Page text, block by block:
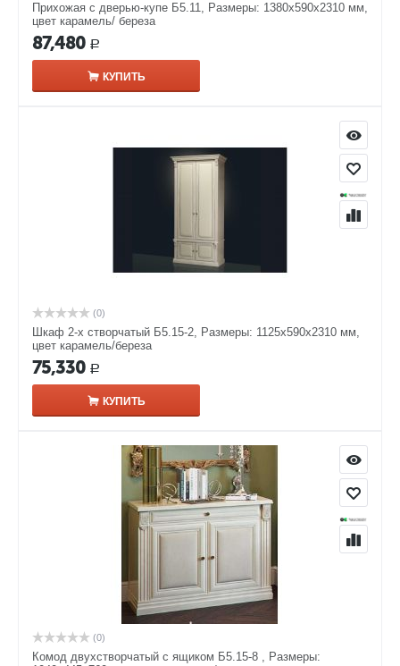
Прихожая с дверью-купе Б5.11, Размеры: 1380х590х2310 мм,
цвет карамель/ береза
87,480 Р
КУПИТЬ
(0)
Шкаф 2-х створчатый Б5.15-2, Размеры: 1125х590х2310 мм,
цвет карамель/береза
75,330 Р
КУПИТЬ
(0)
Комод двухстворчатый с ящиком Б5.15-8 , Размеры: